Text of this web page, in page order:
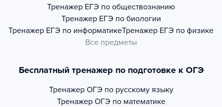
Тренажер ЕГЭ по обществознанию
Тренажер ЕГЭ по биологии
Тренажер ЕГЭ по информатикеТренажер ЕГЭ по физике
Все предметы
Бесплатный тренажер по подготовке к ОГЭ
Тренажер ОГЭ по русскому языку
Тренажер ОГЭ по математике